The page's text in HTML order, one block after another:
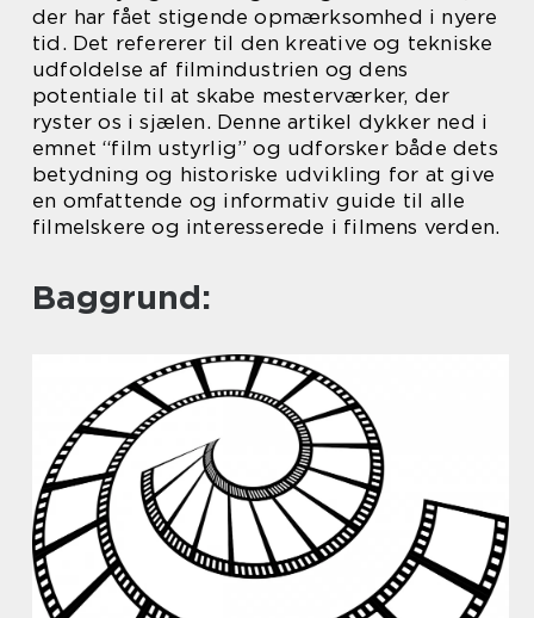
der har fået stigende opmærksomhed i nyere
tid. Det refererer til den kreative og tekniske
udfoldelse af filmindustrien og dens
potentiale til at skabe mesterværker, der
ryster os i sjælen. Denne artikel dykker ned i
emnet “film ustyrlig” og udforsker både dets
betydning og historiske udvikling for at give
en omfattende og informativ guide til alle
filmelskere og interesserede i filmens verden.
Baggrund: